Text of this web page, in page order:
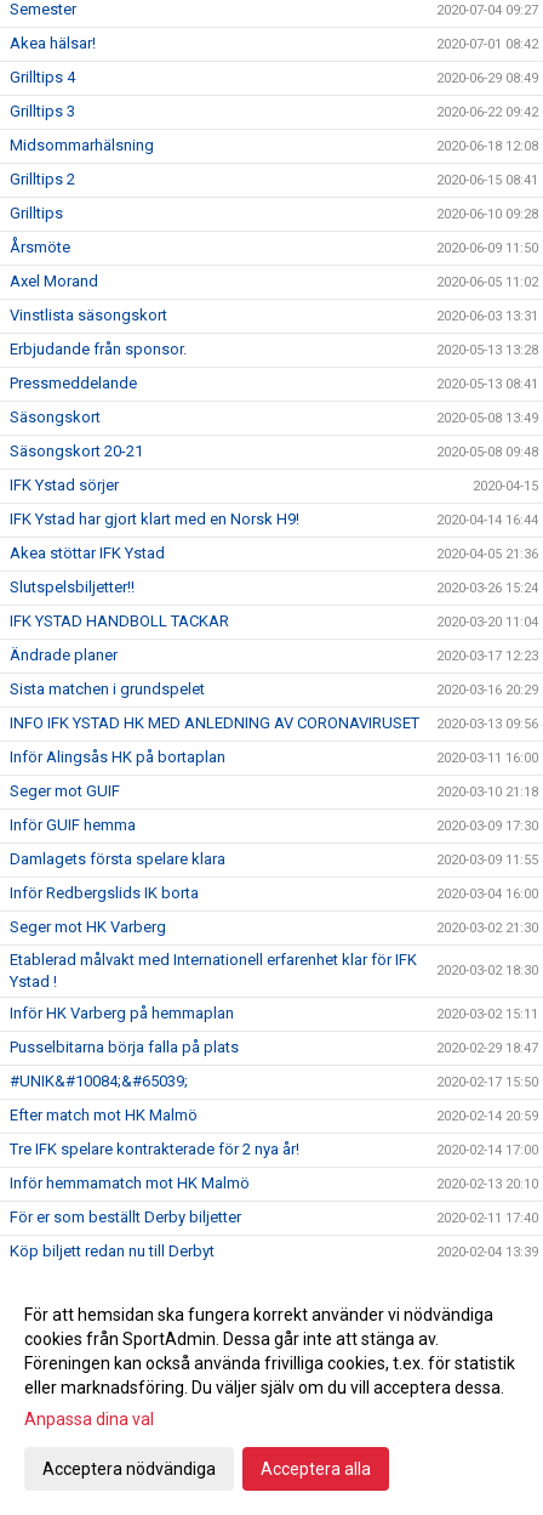
Semester 2020-07-04 09:27
Akea hälsar! 2020-07-01 08:42
Grilltips 4 2020-06-29 08:49
Grilltips 3 2020-06-22 09:42
Midsommarhälsning 2020-06-18 12:08
Grilltips 2 2020-06-15 08:41
Grilltips 2020-06-10 09:28
Årsmöte 2020-06-09 11:50
Axel Morand 2020-06-05 11:02
Vinstlista säsongskort 2020-06-03 13:31
Erbjudande från sponsor. 2020-05-13 13:28
Pressmeddelande 2020-05-13 08:41
Säsongskort 2020-05-08 13:49
Säsongskort 20-21 2020-05-08 09:48
IFK Ystad sörjer 2020-04-15
IFK Ystad har gjort klart med en Norsk H9! 2020-04-14 16:44
Akea stöttar IFK Ystad 2020-04-05 21:36
Slutspelsbiljetter!! 2020-03-26 15:24
IFK YSTAD HANDBOLL TACKAR 2020-03-20 11:04
Ändrade planer 2020-03-17 12:23
Sista matchen i grundspelet 2020-03-16 20:29
INFO IFK YSTAD HK MED ANLEDNING AV CORONAVIRUSET 2020-03-13 09:56
Inför Alingsås HK på bortaplan 2020-03-11 16:00
Seger mot GUIF 2020-03-10 21:18
Inför GUIF hemma 2020-03-09 17:30
Damlagets första spelare klara 2020-03-09 11:55
Inför Redbergslids IK borta 2020-03-04 16:00
Seger mot HK Varberg 2020-03-02 21:30
Etablerad målvakt med Internationell erfarenhet klar för IFK
Ystad !
2020-03-02 18:30
Inför HK Varberg på hemmaplan 2020-03-02 15:11
Pusselbitarna börja falla på plats 2020-02-29 18:47
#UNIK&#10084;&#65039; 2020-02-17 15:50
Efter match mot HK Malmö 2020-02-14 20:59
Tre IFK spelare kontrakterade för 2 nya år! 2020-02-14 17:00
Inför hemmamatch mot HK Malmö 2020-02-13 20:10
För er som beställt Derby biljetter 2020-02-11 17:40
Köp biljett redan nu till Derbyt 2020-02-04 13:39
Kansliet Februari 2020-01-31 18:04
Stort tack och varmt välkommen! 2020-01-31 18:03
Lotteri Polenkryssning 2020-01-23 10:59
Handbollsligan fortsätter
För att hemsidan ska fungera korrekt använder vi nödvändiga
cookies från SportAdmin. Dessa går inte att stänga av.
Föreningen kan också använda frivilliga cookies, t.ex. för statistik
eller marknadsföring. Du väljer själv om du vill acceptera dessa.
Anpassa dina val
Acceptera nödvändiga Acceptera alla